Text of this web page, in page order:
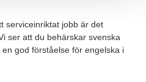
serviceinriktat jobb är det
ser att du behärskar svenska
god förståelse för engelska i